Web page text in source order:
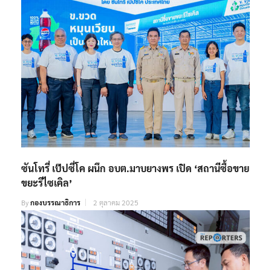
ซันโทรี่ เป๊ปซี่โค ผนึก อบต.มาบยางพร เปิด ‘สถานีซื้อขาย
ขยะรีไซเคิล’
Byกองบรรณาธิการ 2 ตุลาคม 2025